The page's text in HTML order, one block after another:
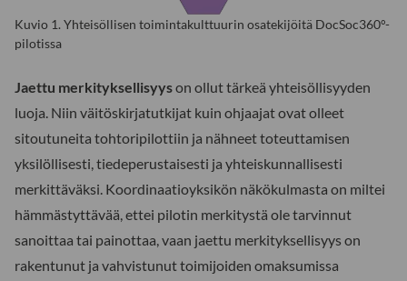
Kuvio 1. Yhteisöllisen toimintakulttuurin osatekijöitä DocSoc360°-
pilotissa
Jaettu merkityksellisyyson ollut tärkeä yhteisöllisyyden
luoja. Niin väitöskirjatutkijat kuin ohjaajat ovat olleet
sitoutuneita tohtoripilottiin ja nähneet toteuttamisen
yksilöllisesti, tiedeperustaisesti ja yhteiskunnallisesti
merkittäväksi. Koordinaatioyksikön näkökulmasta on miltei
hämmästyttävää, ettei pilotin merkitystä ole tarvinnut
sanoittaa tai painottaa, vaan jaettu merkityksellisyys on
rakentunut ja vahvistunut toimijoiden omaksumissa